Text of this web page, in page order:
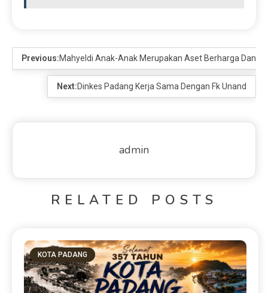
RELATED POSTS
KOTA PADANG
357 Tahun Kota Padang Bertahan: Tantangan Kota
Pesisir di Tengah Bencana Dan Era Modernisasi Oleh:
Fajri Ahmaddin NP